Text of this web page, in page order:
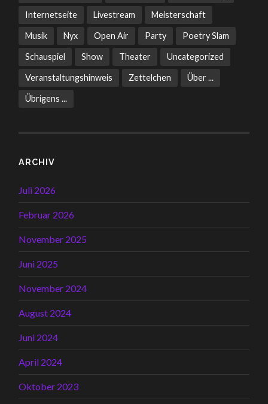
Internetseite Livestream Meisterschaft
Musik Nyx Open Air Party Poetry Slam
Schauspiel Show Theater Uncategorized
Veranstaltungshinweis Zettelchen Über ...
Übrigens ...
ARCHIV
Juli 2026
Februar 2026
November 2025
Juni 2025
November 2024
August 2024
Juni 2024
April 2024
Oktober 2023